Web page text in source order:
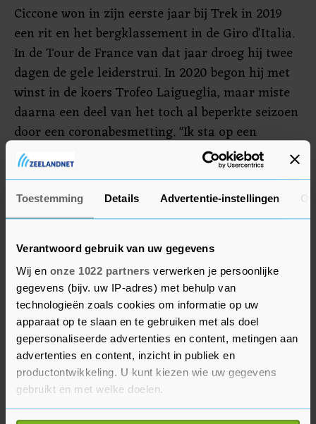
Toestemming Details Advertentie-instellingen
Verantwoord gebruik van uw gegevens
Wij en onze 1022 partners verwerken je persoonlijke
gegevens (bijv. uw IP-adres) met behulp van
technologieën zoals cookies om informatie op uw
apparaat op te slaan en te gebruiken met als doel
gepersonaliseerde advertenties en content, metingen aan
advertenties en content, inzicht in publiek en
productontwikkeling. U kunt kiezen wie uw gegevens
gebruikt en met welke doelen.
Ciccone won in zijn eerste jaar bij Trek in 2019
een rit en het bergklassement in de Giro d'Italia.
In de Tour de France van dat jaar droeg hij twee
dagen de gele leiderstrui. In 2020 begon hij met
winst in de koers Trofeo Laigueglia, maar miste
daarna een deel van het toch al beperkte seizoen
door een coronabesmetting. "Ik sta op een
cruciaal moment in mijn carrière. Deze lange
verbintenis geeft aan dat de ploeg vertrouwen in
me heeft. Dat geeft veel verantwoordelijkheid,
maar ook veel motivatie", aldus Ciccone.